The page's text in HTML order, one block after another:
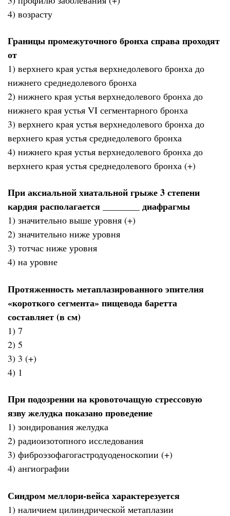
4) возрасту
Границы промежуточного бронха справа проходят
от
1) верхнего края устья верхнедолевого бронха до
нижнего среднедолевого бронха
2) нижнего края устья верхнедолевого бронха до
нижнего края устья VI сегментарного бронха
3) верхнего края устья верхнедолевого бронха до
верхнего края устья среднедолевого бронха
4) нижнего края устья верхнедолевого бронха до
верхнего края устья среднедолевого бронха (+)
При аксиальной хиатальной грыже 3 степени
кардия располагается ________ диафрагмы
1) значительно выше уровня (+)
2) значительно ниже уровня
3) тотчас ниже уровня
4) на уровне
Протяженность метаплазированного эпителия
«короткого сегмента» пищевода баретта
составляет (в см)
1) 7
2) 5
3) 3 (+)
4) 1
При подозрении на кровоточащую стрессовую
язву желудка показано проведение
1) зондирования желудка
2) радиоизотопного исследования
3) фиброэзофагогастродуоденоскопии (+)
4) ангиографии
Синдром меллори-вейса характерезуется
1) наличием цилиндрической метаплазии